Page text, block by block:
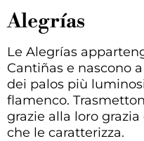
Alegrías
Le Alegrías
Cantiñas e nascono
dei palos più
flamenco.
grazie alla loro grazia
che le caratterizza.